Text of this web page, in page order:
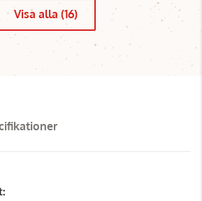
Visa alla (16)